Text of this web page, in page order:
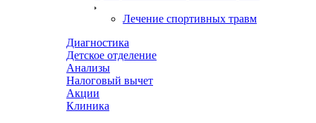
Лечение спортивных травм
Диагностика
Детское отделение
Анализы
Налоговый вычет
Акции
Клиника